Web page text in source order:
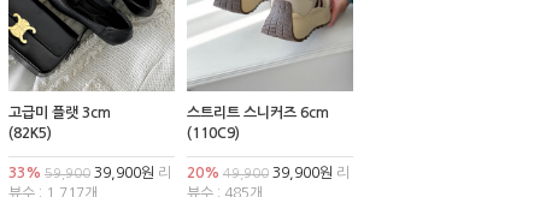
고급미 플랫 3cm
(82K5)
33% 59,900 39,900원 리
뷰수 : 1,717개
스트리트 스니커즈 6cm
(110C9)
20% 49,90039,900원 리
뷰수 : 485개